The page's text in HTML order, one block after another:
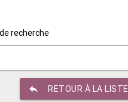
recherche
reply RETOUR À LA LISTE